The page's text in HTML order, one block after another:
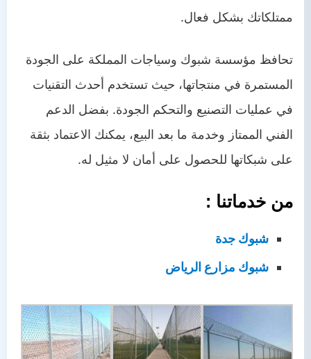
ممتلكاتك بشكل فعال.
تحافظ مؤسسة شبوك وسياجات المملكة على الجودة
المستمرة في منتجاتها، حيث تستخدم أحدث التقنيات
في عمليات التصنيع والتحكم الجودة. بفضل الدعم
الفني الممتاز وخدمة ما بعد البيع، يمكنك الاعتماد بثقة
على شبكاتها للحصول على أمان لا مثيل له.
من خدماتنا :
شبوك جدة
شبوك مزارع الرياض